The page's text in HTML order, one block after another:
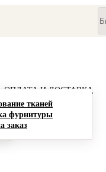
тканей
фурнитуры
заказ
ОПЛАТА И ДОСТАВКА